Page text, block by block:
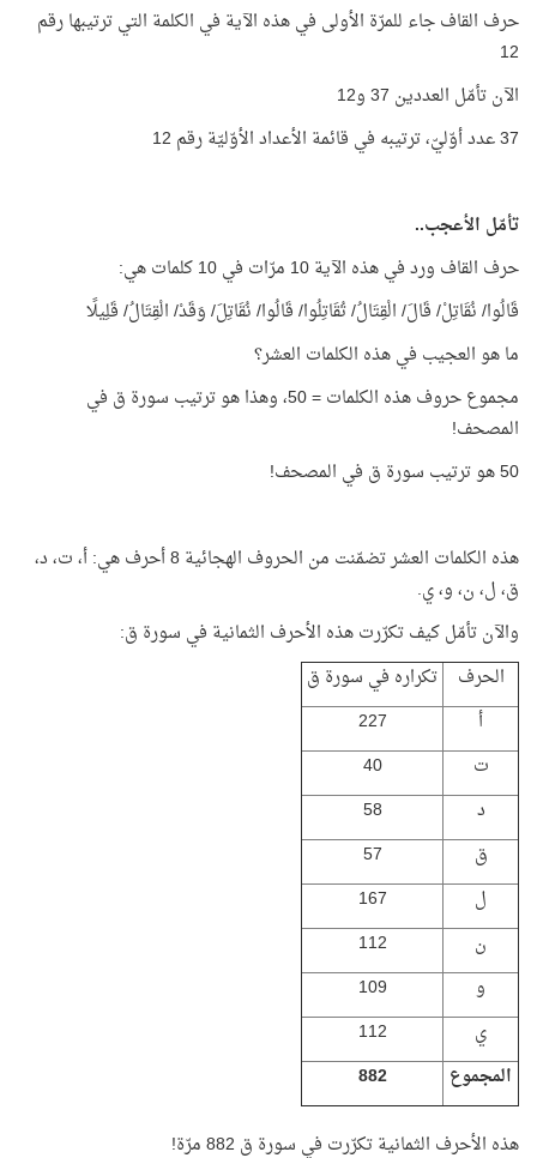
حرف القاف جاء للمرّة الأولى في هذه الآية في الكلمة التي ترتيبها رقم
12
الآن تأمّل العددين 37 و12
37 عدد أوّليّ، ترتيبه في قائمة الأعداد الأوّليّة رقم 12
تأمّل الأعجب..
حرف القاف ورد في هذه الآية 10 مرّات في 10 كلمات هي:
قَالُوا/ نُقَاتِلْ/ قَالَ/ الْقِتَالُ/ تُقَاتِلُوا/ قَالُوا/ نُقَاتِلَ/ وَقَدْ/ الْقِتَالُ/ قَلِيلًا
ما هو العجيب في هذه الكلمات العشر؟
مجموع حروف هذه الكلمات = 50، وهذا هو ترتيب سورة ق في
المصحف!
50 هو ترتيب سورة ق في المصحف!
هذه الكلمات العشر تضمّنت من الحروف الهجائية 8 أحرف هي: أ، ت، د،
ق، ل، ن، و، ي.
والآن تأمّل كيف تكرّرت هذه الأحرف الثمانية في سورة ق:
الحرف
تكراره في سورة ق
أ
227
ت
40
د
58
ق
57
ل
167
ن
112
و
109
ي
112
المجموع
882
هذه الأحرف الثمانية تكرّرت في سورة ق 882 مرّة!